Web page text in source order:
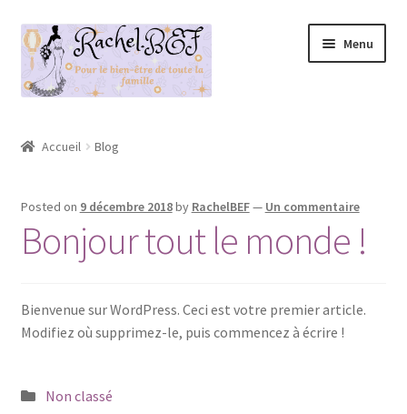
Aller
la
navigation
Aller
au
contenu
Menu
Blog
Contact
Accueil Blog
Posted on 9 décembre 2018by RachelBEF— Un commentaire
Bonjour tout le monde !
Bienvenue sur WordPress. Ceci est votre premier article.
Modifiez où supprimez-le, puis commencez à écrire !
Publié
Non classé